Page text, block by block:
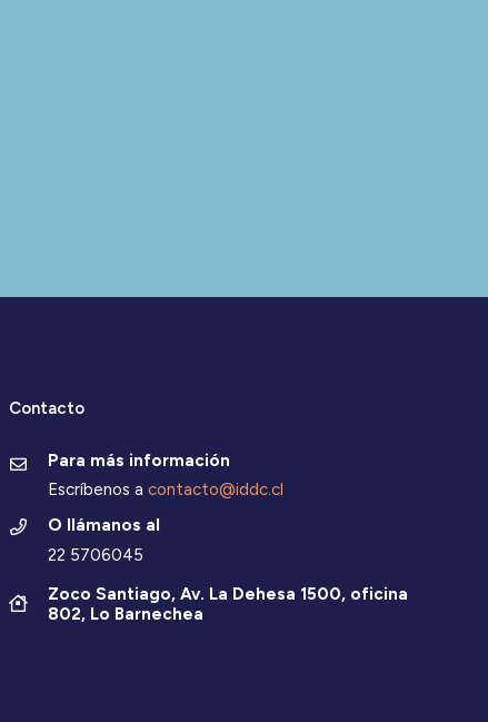
Contacto
Para más información
Escríbenos a contacto@iddc.cl
O llámanos al
22 5706045
Zoco Santiago, Av. La Dehesa 1500, oficina
802, Lo Barnechea